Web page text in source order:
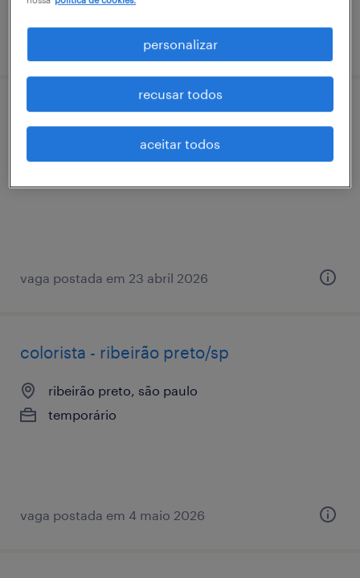
vaga postada em 24 junho 2026
operador logístico ii - ribeirão preto
ribeirão preto, são paulo
vaga postada em 23 abril 2026
colorista - ribeirão preto/sp
ribeirão preto, são paulo
temporário
vaga postada em 4 maio 2026
personalizar
recusar todos
aceitar todos